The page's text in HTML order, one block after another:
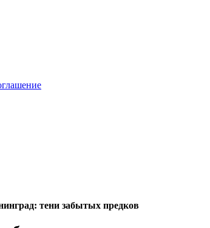
тени забытых предков